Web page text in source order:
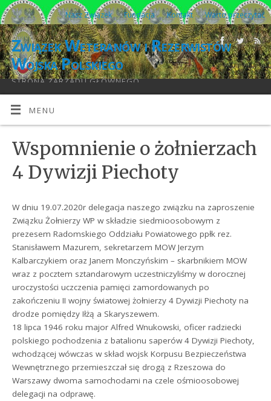
Nasz Związek Fundacja Kontakt Warto przeczytać
Związek Weteranów i Rezerwistów
Wojska Polskiego
STRONA ZARZĄDU GŁÓWNEGO
MENU
Wspomnienie o żołnierzach
4 Dywizji Piechoty
W dniu 19.07.2020r delegacja naszego związku na zaproszenie
Związku Żołnierzy WP w składzie siedmioosobowym z
prezesem Radomskiego Oddziału Powiatowego ppłk rez.
Stanisławem Mazurem, sekretarzem MOW Jerzym
Kalbarczykiem oraz Janem Monczyńskim – skarbnikiem MOW
wraz z pocztem sztandarowym uczestniczyliśmy w dorocznej
uroczystości uczczenia pamięci zamordowanych po
zakończeniu II wojny światowej żołnierzy 4 Dywizji Piechoty na
drodze pomiędzy Iłżą a Skaryszewem.
18 lipca 1946 roku major Alfred Wnukowski, oficer radziecki
polskiego pochodzenia z batalionu saperów 4 Dywizji Piechoty,
wchodzącej wówczas w skład wojsk Korpusu Bezpieczeństwa
Wewnętrznego przemieszczał się drogą z Rzeszowa do
Warszawy dwoma samochodami na czele ośmioosobowej
delegacji na odprawę.